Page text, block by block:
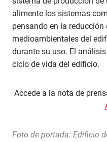
alimente los sistemas
pensando en la
medioambientales del
durante su uso. El
ciclo de vida del edificio.
Accede a la nota de
Foto de portada: Edificio